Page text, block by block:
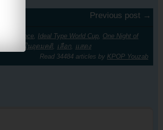
Previous post →
coffee prince, Ideal Type World Cup, One Night of
หนุ่มในอุดมคติ, เลือก, แสดง
Read 34484 articles by KPOP Youzab